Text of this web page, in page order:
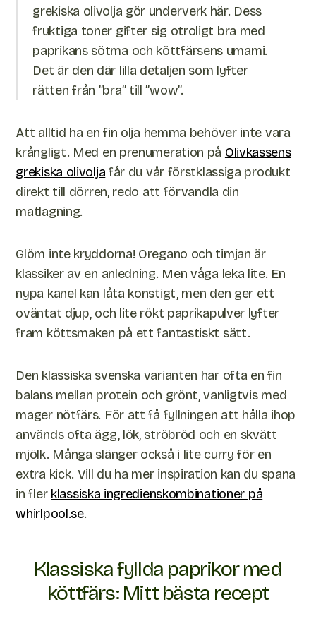
grekiska olivolja gör underverk här. Dess
fruktiga toner gifter sig otroligt bra med
paprikans sötma och köttfärsens umami.
Det är den där lilla detaljen som lyfter
rätten från ”bra” till ”wow”.
Att alltid ha en fin olja hemma behöver inte vara
krångligt. Med en prenumeration på Olivkassens
grekiska olivolja får du vår förstklassiga produkt
direkt till dörren, redo att förvandla din
matlagning.
Glöm inte kryddorna! Oregano och timjan är
klassiker av en anledning. Men våga leka lite. En
nypa kanel kan låta konstigt, men den ger ett
oväntat djup, och lite rökt paprikapulver lyfter
fram köttsmaken på ett fantastiskt sätt.
Den klassiska svenska varianten har ofta en fin
balans mellan protein och grönt, vanligtvis med
mager nötfärs. För att få fyllningen att hålla ihop
används ofta ägg, lök, ströbröd och en skvätt
mjölk. Många slänger också i lite curry för en
extra kick. Vill du ha mer inspiration kan du spana
in fler klassiska ingredienskombinationer på
whirlpool.se.
Klassiska fyllda paprikor med
köttfärs: Mitt bästa recept